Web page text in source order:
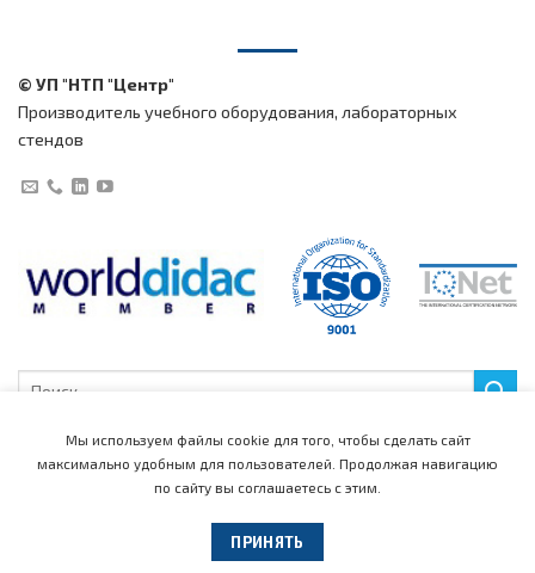
© УП "НТП "Центр"
Производитель учебного оборудования, лабораторных
стендов
Рекламные материалы
Обучающие видео
Компания Контакты
Мы используем файлы cookie для того, чтобы сделать сайт
максимально удобным для пользователей. Продолжая навигацию
по сайту вы соглашаетесь с этим.
ПРИНЯТЬ